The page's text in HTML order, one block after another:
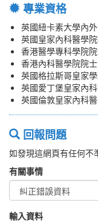
專業資格
英國紐卡素大學內
英國皇家內科醫學
香港醫學專科學院
香港內科醫學院院
英國格拉斯哥皇家
英國愛丁堡皇家內
英國倫敦皇家內科
回報問題
如發現這網頁有任何不
有關事情
輸入資料